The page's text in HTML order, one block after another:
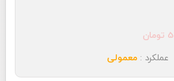
عملکرد : معمولی